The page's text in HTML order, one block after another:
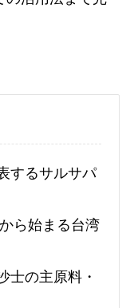
するサルサパ
ら始まる台湾
士の主原料・